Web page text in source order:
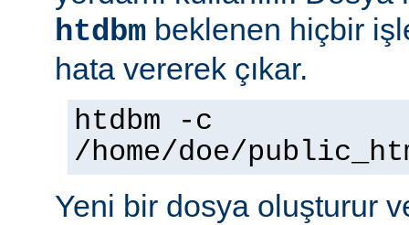
htdbm beklenen hiçbir
hata vererek çıkar.
htdbm -c
/home/doe/
Yeni bir dosya oluşturur